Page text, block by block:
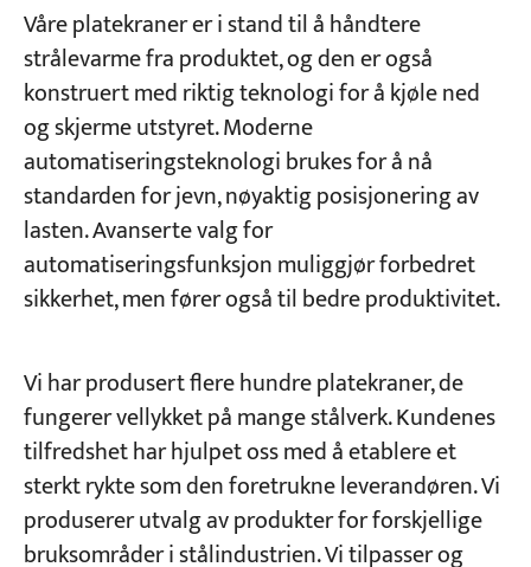
Våre platekraner er i stand til å håndtere
strålevarme fra produktet, og den er også
konstruert med riktig teknologi for å kjøle ned
og skjerme utstyret. Moderne
automatiseringsteknologi brukes for å nå
standarden for jevn, nøyaktig posisjonering av
lasten. Avanserte valg for
automatiseringsfunksjon muliggjør forbedret
sikkerhet, men fører også til bedre produktivitet.
Vi har produsert flere hundre platekraner, de
fungerer vellykket på mange stålverk. Kundenes
tilfredshet har hjulpet oss med å etablere et
sterkt rykte som den foretrukne leverandøren. Vi
produserer utvalg av produkter for forskjellige
bruksområder i stålindustrien. Vi tilpasser og